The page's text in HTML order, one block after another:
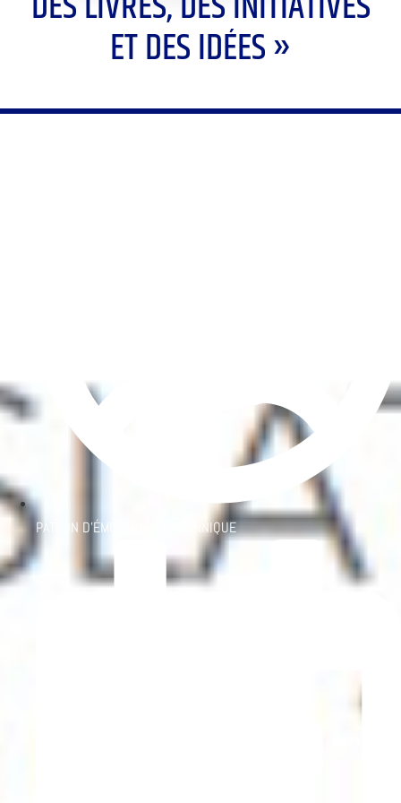
ET DES IDÉES »
PATRON D'ÉMISSION : LA TECHNIQUE